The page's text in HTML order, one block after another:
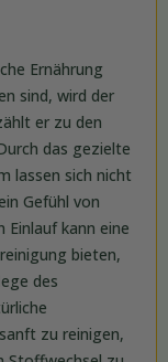
Ernährung
sind, wird der
er zu den
das gezielte
lassen sich nicht
Gefühl von
Einlauf kann eine
bieten,
des
zu reinigen,